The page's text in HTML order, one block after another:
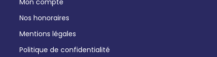
Nos honoraires
Mentions légales
Politique de confidentialité